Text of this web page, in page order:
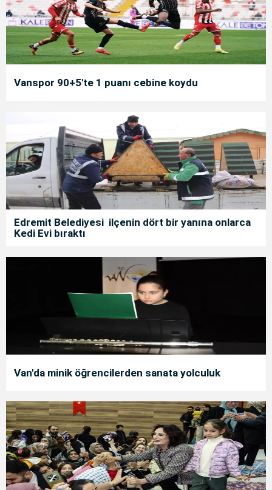
Vanspor 90+5'te 1 puanı cebine koydu
Edremit Belediyesi ilçenin dört bir yanına onlarca
Kedi Evi bıraktı
Van'da minik öğrencilerden sanata yolculuk